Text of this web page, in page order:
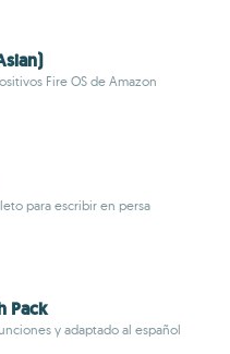
Fire OS de Amazon
para escribir en persa
Pack
y adaptado al español